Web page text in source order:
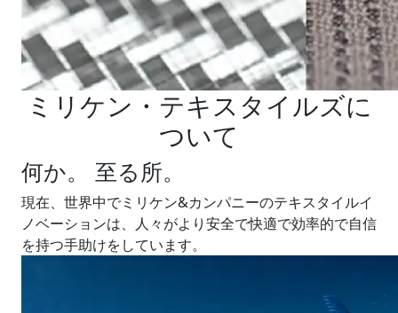
ミリケン・テキスタイルズに
ついて
何か。 至る所。
現在、世界中でミリケン&カンパニーのテキスタイルイ
ノベーションは、人々がより安全で快適で効率的で自信
を持つ手助けをしています。